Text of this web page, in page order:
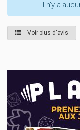
Il n'y a
Voir plus d'avis